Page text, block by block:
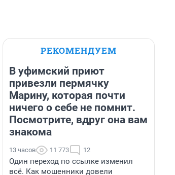
РЕКОМЕНДУЕМ
В уфимский приют
привезли пермячку
Марину, которая почти
ничего о себе не помнит.
Посмотрите, вдруг она вам
знакома
13 часов 11 773 12
Один переход по ссылке изменил
всё. Как мошенники довели